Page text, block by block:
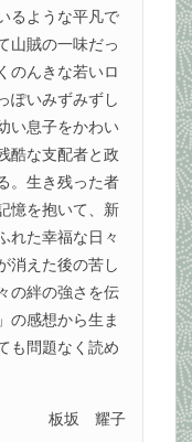
るような平凡で
山賊の一味だっ
のんきな若いロ
ぽいみずみずし
い息子をかわい
酷な支配者と政
。生き残った者
憶を抱いて、新
れた幸福な日々
消えた後の苦し
の絆の強さを伝
の感想から生ま
も問題なく読め
板坂 耀子